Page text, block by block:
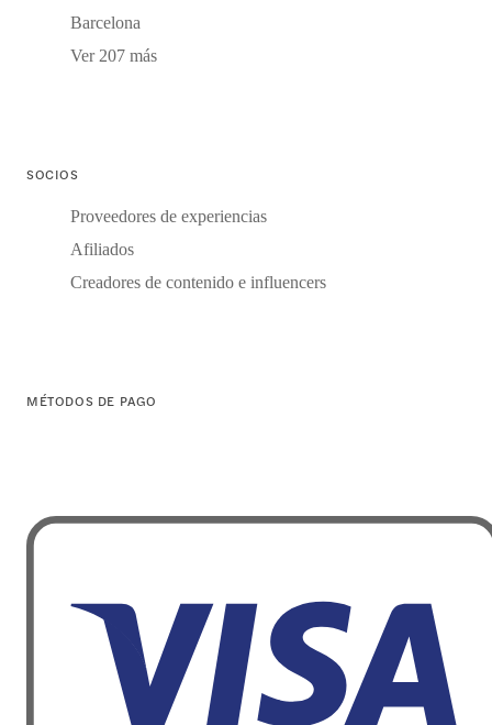
Barcelona
Ver 207 más
SOCIOS
Proveedores de experiencias
Afiliados
Creadores de contenido e influencers
MÉTODOS DE PAGO